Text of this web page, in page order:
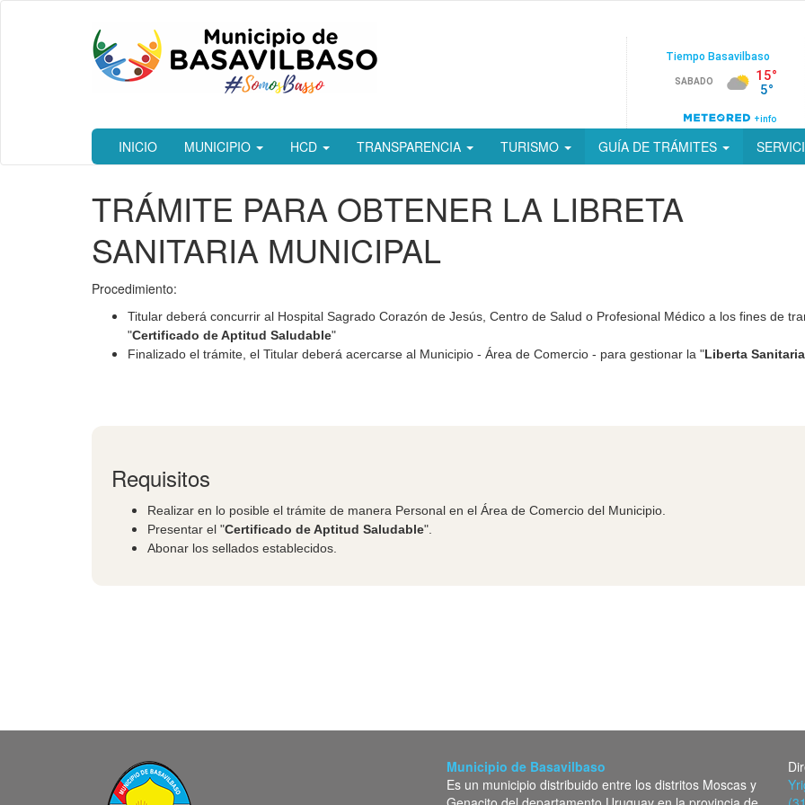
INICIO MUNICIPIO HCD TRANSPARENCIA TURISMO GUÍA DE TRÁMITES
TRÁMITE PARA OBTENER LA LIBRETA
SANITARIA MUNICIPAL
Procedimiento:
Titular deberá concurrir al Hospital Sagrado Corazón de Jesús, Centro de Salud o Profesional Médico a los fines de
"Certificado de Aptitud Saludable"
Finalizado el trámite, el Titular deberá acercarse al Municipio - Área de Comercio - para gestionar la "Liberta Sanitaria
Requisitos
Realizar en lo posible el trámite de manera Personal en el Área de Comercio del Municipio.
Presentar el "Certificado de Aptitud Saludable".
Abonar los sellados establecidos.
Municipio de Basavilbaso
Es un municipio distribuido entre los distritos Moscas y